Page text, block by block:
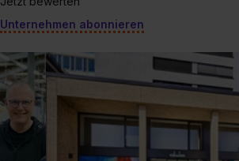
Unternehmen abonnieren